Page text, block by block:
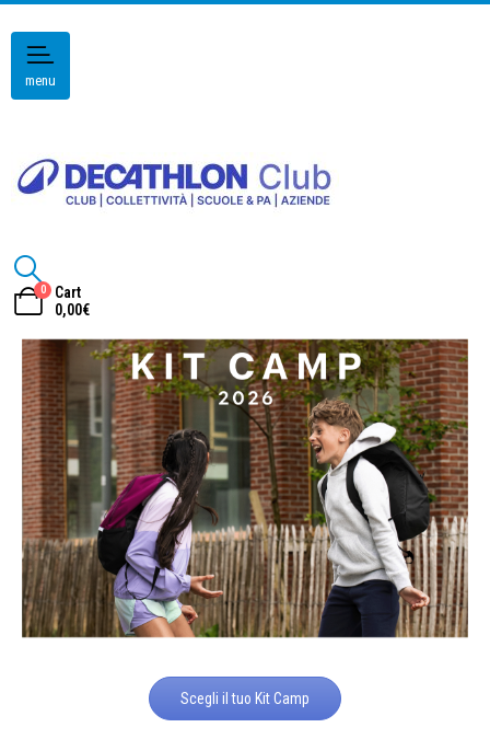
menu
0
Cart
0,00€
Scegli il tuo Kit Camp